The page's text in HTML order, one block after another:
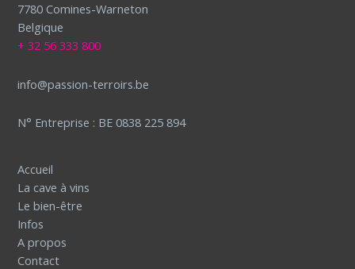
7780 Comines-Warneton
Belgique
+ 32 56 333 800
info@passion-terroirs.be
N° Entreprise : BE 0838 225 894
Accueil
La cave à vins
Le bien-être
Infos
A propos
Contact